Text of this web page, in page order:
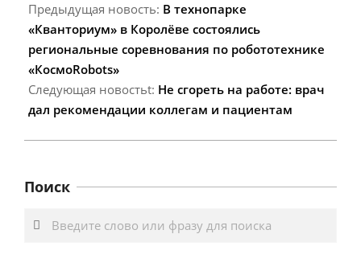
Предыдущая новость: В технопарке
«Кванториум» в Королёве состоялись
региональные соревнования по робототехнике
«КосмоRobots»
Следующая новостьt: Не сгореть на работе: врач
дал рекомендации коллегам и пациентам
Поиск
Search